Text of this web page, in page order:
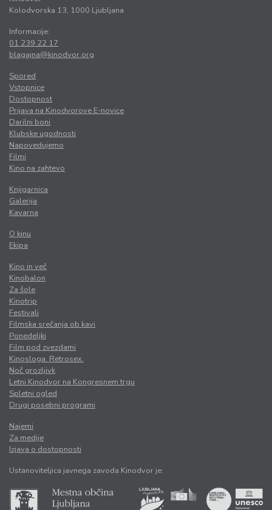
Kolodvorska 13, 1000 Ljubljana
Informacije:
01 239 22 17
blagajna@kinodvor.org
Spored
Vstopnice
Dostopnost
Prijava na Kinodvorove E-novice
Darilni boni
Klubske ugodnosti
Napovedujemo
Filmi
Kino na zahtevo
Knjigarnica
Galerija
Kavarna
O kinu
Ekipa
Kino in več
Kinobalon
Za šole
Kinotrip
Festivali
Filmska srečanja ob kavi
Ponedeljki
Film pod zvezdami
Kinosloga. Retrosex.
Noč grozljivk
Letni Kinodvor na Kongresnem trgu
Spletni ogled
Drugi posebni programi
Najemi
Za medije
Izjava o dostopnosti
Ustanoviteljica javnega zavoda Kinodvor je: